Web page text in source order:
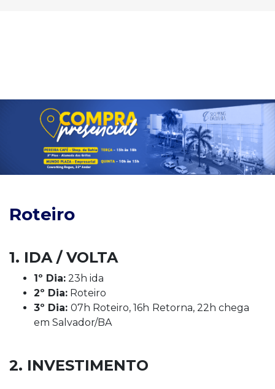
Roteiro
1. IDA / VOLTA
1º Dia: 23h ida
2º Dia: Roteiro
3º Dia: 07h Roteiro, 16h Retorna, 22h chega
em Salvador/BA
2. INVESTIMENTO